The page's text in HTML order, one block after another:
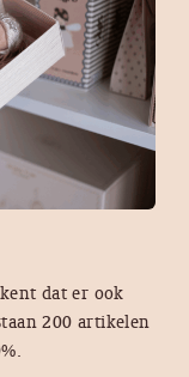
dat er ook
200 artikelen